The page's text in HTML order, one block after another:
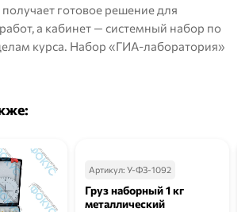
готовое решение для
а кабинет — системный набор по
курса. Набор «ГИА-лаборатория»
Артикул: У-ФЗ-1092
Груз наборный 1 кг
металлический